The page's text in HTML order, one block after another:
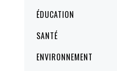
ÉDUCATION
SANTÉ
ENVIRONNEMENT